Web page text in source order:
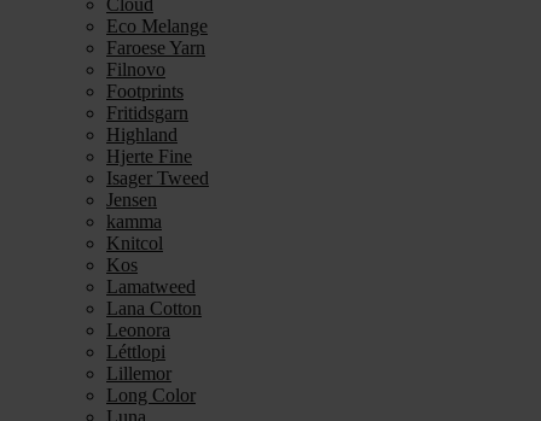
Cloud
Eco Melange
Faroese Yarn
Filnovo
Footprints
Fritidsgarn
Highland
Hjerte Fine
Isager Tweed
Jensen
kamma
Knitcol
Kos
Lamatweed
Lana Cotton
Leonora
Léttlopi
Lillemor
Long Color
Luna